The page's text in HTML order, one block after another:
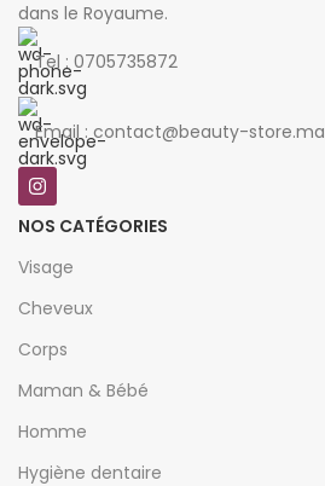
dans le Royaume.
Tel : 0705735872
Email : contact@beauty-store.ma
NOS CATÉGORIES
Visage
Cheveux
Corps
Maman & Bébé
Homme
Hygiène dentaire